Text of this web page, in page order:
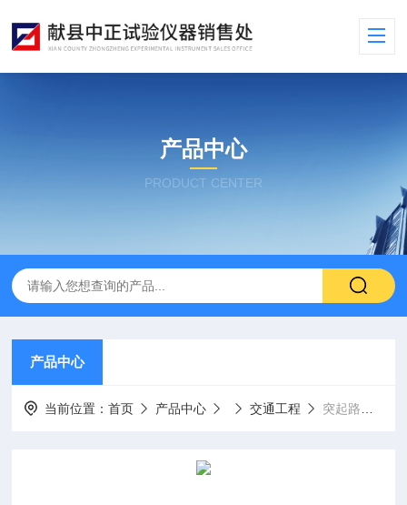
产品中心
PRODUCT CENTER
产品中心
当前位置：首页 产品中心 交通工程 突起路标反射器冲击设备